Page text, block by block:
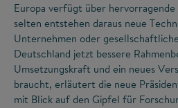
Europa verfügt über hervorragende
selten entstehen daraus neue
Unternehmen oder
Deutschland jetzt bessere
Umsetzungskraft und ein neues
braucht, erläutert die neue
mit Blick auf den Gipfel für